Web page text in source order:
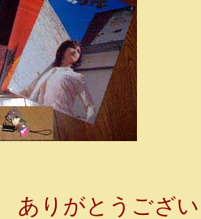
りがとうござい